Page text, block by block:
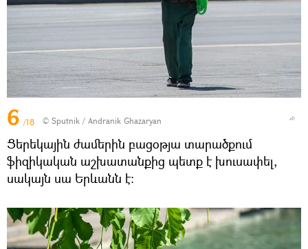
6 /18 © Sputnik / Andranik Ghazaryan
Ցերեկային ժամերին բացօթյա տարածքում
ֆիզիկական աշխատանքից պետք է խուսափել,
սակայն սա Երևանն է։